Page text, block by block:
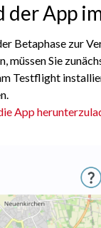
der App
Betaphase zur
müssen Sie
Testflight
App